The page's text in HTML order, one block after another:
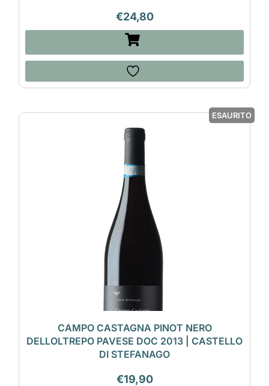
€24,80
ESAURITO
CAMPO CASTAGNA PINOT NERO
DELLOLTREPO PAVESE DOC 2013 | CASTELLO
DI STEFANAGO
€19,90